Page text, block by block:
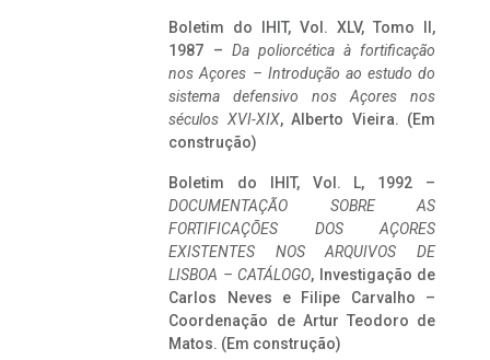
Boletim do IHIT, Vol. XLV, Tomo II,
1987 – Da poliorcética à fortificação
nos Açores – Introdução ao estudo do
sistema defensivo nos Açores nos
séculos XVI-XIX, Alberto Vieira. (Em
construção)
Boletim do IHIT, Vol. L, 1992 –
DOCUMENTAÇÃO SOBRE AS
FORTIFICAÇÕES DOS AÇORES
EXISTENTES NOS ARQUIVOS DE
LISBOA – CATÁLOGO, Investigação de
Carlos Neves e Filipe Carvalho –
Coordenação de Artur Teodoro de
Matos. (Em construção)